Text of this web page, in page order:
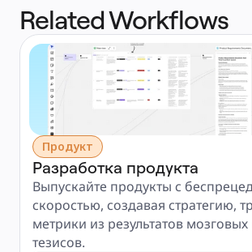
Related Workflows
Продукт
Разработка продукта
Выпускайте продукты с
скоростью, создавая стратегию,
метрики из результатов
тезисов.